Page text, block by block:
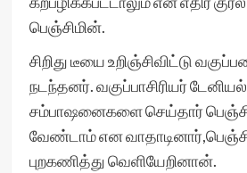
பெஞ்சிமின்.
சிறிது டீயை உறிஞ்சிவிட்டு
நடந்தனர். வகுப்பாசிரியர் டேனியல்
சம்பாஷனைகளை செய்தார்
வேண்டாம் என
புறகணித்து வெளியேறினான்.